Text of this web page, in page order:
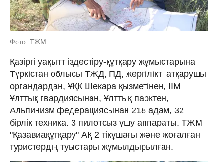
Фото: ТЖМ
Қазіргі уақытт іздестіру-құтқару жұмыстарына
Түркістан облысы ТЖД, ПД, жергілікті атқарушы
органдардан, ҰҚК Шекара қызметінен, ІІМ
Ұлттық гвардиясынан, Ұлттық парктен,
Альпинизм федерациясынан 218 адам, 32
бірлік техника, 3 пилотсыз ұшу аппараты, ТЖМ
"Қазавиақұтқару" АҚ 2 тікұшағы және жоғалған
туристердің туыстары жұмылдырылған.